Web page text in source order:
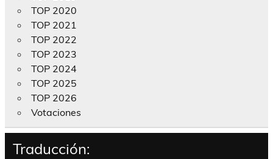
TOP 2020
TOP 2021
TOP 2022
TOP 2023
TOP 2024
TOP 2025
TOP 2026
Votaciones
Traducción: